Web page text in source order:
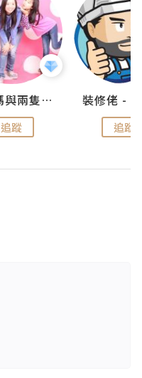
儍媽媽與兩隻小魔怪之家
追蹤 追蹤